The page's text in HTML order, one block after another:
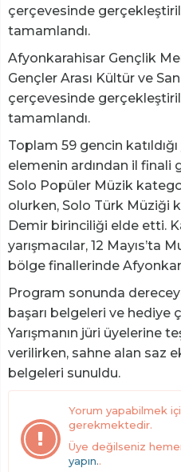
çerçevesinde
tamamlandı.
Afyonkarahisar Gençlik
Gençler Arası Kültür ve
çerçevesinde
tamamlandı.
Toplam 59 gencin
elemenin ardından il finali
Solo Popüler Müzik
olurken, Solo Türk Müziği
Demir birinciliği elde etti.
yarışmacılar, 12 Mayıs’ta
bölge finallerinde
Program sonunda
başarı belgeleri ve
Yarışmanın jüri üyelerine
verilirken, sahne alan saz
belgeleri sunuldu.
Yorum yapabilmek
gerekmektedir.
Üye değilseniz
yapın..